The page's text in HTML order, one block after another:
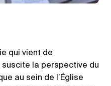
qui vient de
la perspective du
au sein de l’Église